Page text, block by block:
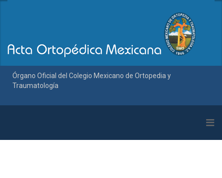
Órgano Oficial del Colegio Mexicano de Ortopedia y
Traumatología